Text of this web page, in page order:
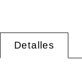
Detalles